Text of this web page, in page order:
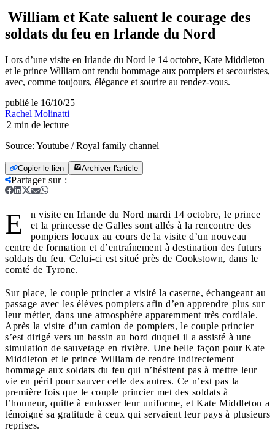
William et Kate saluent le courage des
soldats du feu en Irlande du Nord
Lors d’une visite en Irlande du Nord le 14 octobre, Kate Middleton
et le prince William ont rendu hommage aux pompiers et secouristes,
avec, comme toujours, élégance et sourire au rendez-vous.
publié le 16/10/25|
Rachel Molinatti
|2 min de lecture
Source: Youtube / Royal family channel
Copier le lien Archiver l'article
Partager sur:
E
n visite en Irlande du Nord mardi 14 octobre, le prince
et la princesse de Galles sont allés à la rencontre des
pompiers locaux au cours de la visite d’un nouveau
centre de formation et d’entraînement à destination des futurs
soldats du feu. Celui-ci est situé près de Cookstown, dans le
comté de Tyrone.
Sur place, le couple princier a visité la caserne, échangeant au
passage avec les élèves pompiers afin d’en apprendre plus sur
leur métier, dans une atmosphère apparemment très cordiale.
Après la visite d’un camion de pompiers, le couple princier
s’est dirigé vers un bassin au bord duquel il a assisté à une
simulation de sauvetage en rivière. Une belle façon pour Kate
Middleton et le prince William de rendre indirectement
hommage aux soldats du feu qui n’hésitent pas à mettre leur
vie en péril pour sauver celle des autres. Ce n’est pas la
première fois que le couple princier met des soldats à
l’honneur, quitte à endosser leur uniforme, et Kate Middleton a
témoigné sa gratitude à ceux qui servaient leur pays à plusieurs
reprises.